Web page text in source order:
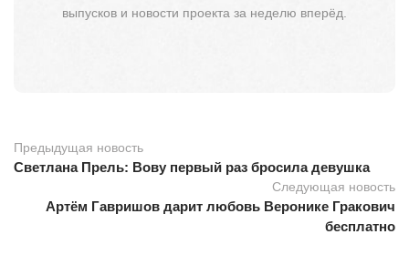
выпусков и новости проекта за неделю вперёд.
Предыдущая новость
Светлана Прель: Вову первый раз бросила девушка
Следующая новость
Артём Гавришов дарит любовь Веронике Гракович
бесплатно